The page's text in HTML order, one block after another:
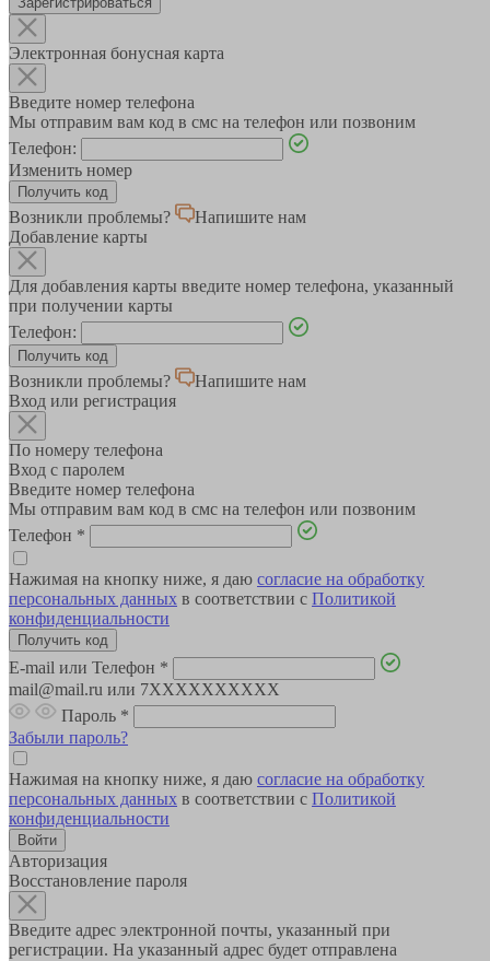
Электронная бонусная карта
Введите номер телефона
Мы отправим вам код в смс на телефон или позвоним
Телефон:
Изменить номер
Возникли проблемы?
Напишите нам
Добавление карты
Для добавления карты введите номер телефона, указанный
при получении карты
Телефон:
Возникли проблемы?
Напишите нам
Вход или регистрация
По номеру телефона
Вход с паролем
Введите номер телефона
Мы отправим вам код в смс на телефон или позвоним
Телефон *
Нажимая на кнопку ниже, я даю согласие на обработку
персональных данных в соответствии с Политикой
конфиденциальности
E-mail или Телефон *
mail@mail.ru или 7XXXXXXXXXX
Пароль *
Забыли пароль?
Нажимая на кнопку ниже, я даю согласие на обработку
персональных данных в соответствии с Политикой
конфиденциальности
Авторизация
Восстановление пароля
Введите адрес электронной почты, указанный при
регистрации. На указанный адрес будет отправлена